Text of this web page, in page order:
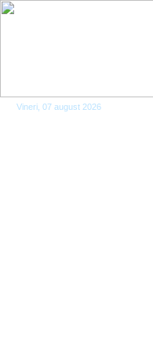
Vineri, 07 august 2026